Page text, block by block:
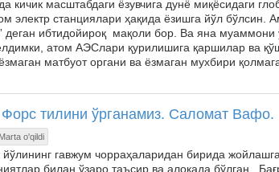
кичик масштабдаги ёзувчига дунё миқёсидаги
электр станциялари ҳақида ёзишга йўл бўлсин.
деган ибтидойироқ мақоли бор. Ва яна
атом АЭСлари қурилишига қаршилар ва
матбуот органи ва ёзмаган мухбири
тилини ўрганамиз. Саломат Вафо.
o'qildi
гавжум чорраҳаларидан бирида
билан ўзаро таъсир ва алоқада бўлган.